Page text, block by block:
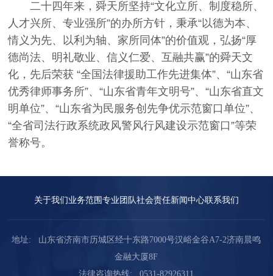
二十四年来，舜天所坚持“文化立所、制度稳所、
人才兴所、专业强所”的办所方针，秉承“以德为本、
情义为先、以利为轴、家所同体”的价值观，弘扬“厚
德尚法、明礼敬业、信义仁爱、互融共赢”的舜天文
化，先后荣获 “全国法律援助工作先进集体”、“山东省
优秀律师事务所”、“山东省青年文明号”、“山东省直文
明单位”、“山东省为民服务创先争优示范窗口单位”、
“全省司法行政系统政风警风行风建设示范窗口”等荣
誉称号。
关于我们业务范围专业团队社会责任新闻中心联系我们
地址:
山东省济南市历城区经十东路7000号汉峪金谷A7-2济南晨鸣
金融大厦8F